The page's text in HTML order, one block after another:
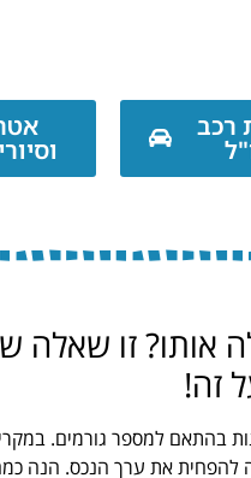
רכב
אותו? זו שאלה
זה!
למספר גורמים.
להפחית את ערך הנכס. הנה